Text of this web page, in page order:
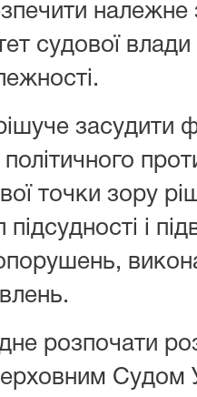
належне
судової влади
засудити
точки зору
і
розпочати
Судом